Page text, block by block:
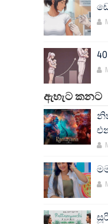
ඇහැට කනට